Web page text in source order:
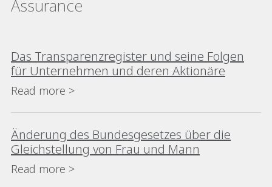
Assurance
Das Transparenzregister und seine Folgen
für Unternehmen und deren Aktionäre
Read more >
Änderung des Bundesgesetzes über die
Gleichstellung von Frau und Mann
Read more >